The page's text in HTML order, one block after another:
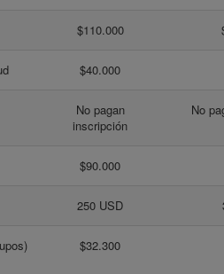
$110.000
$40.000
No pagan
inscripción
No
$90.000
250 USD
$32.300